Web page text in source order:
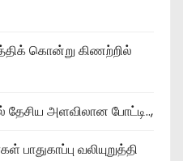
கொன்று கிணற்றில்
தேசிய அளவிலான போட்டி..,
பாதுகாப்பு வலியுறுத்தி